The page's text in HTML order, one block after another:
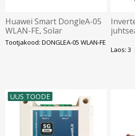
Huawei Smart DongleA-05
WLAN-FE, Solar
Tootjakood: DONGLEA-05 WLAN-FE
Laos: 3
UUS TOODE